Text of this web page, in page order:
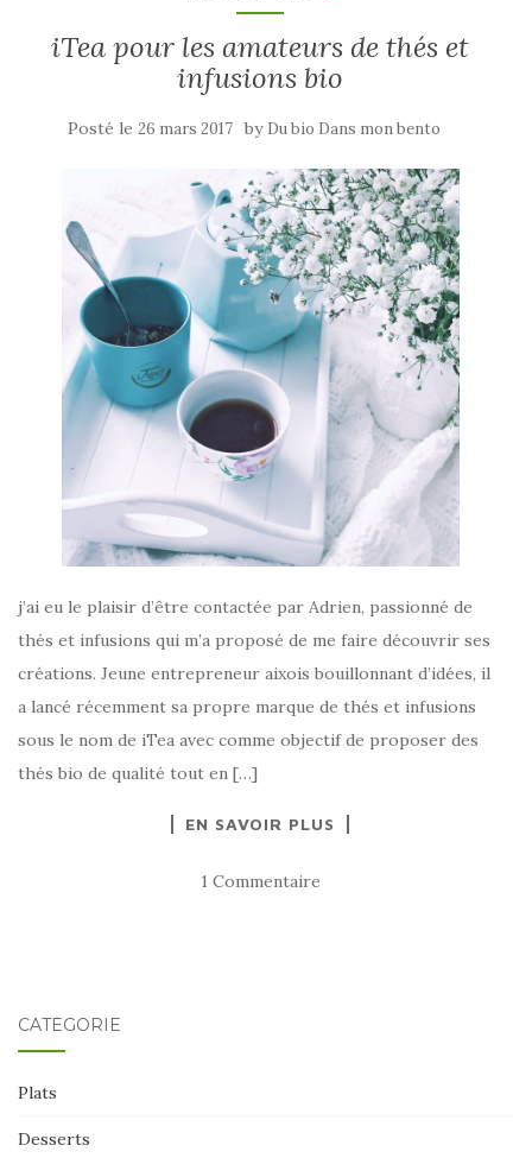
iTea pour les amateurs de thés et
infusions bio
Posté le 26 mars 2017 by Du bio Dans mon bento
j’ai eu le plaisir d’être contactée par Adrien, passionné de
thés et infusions qui m’a proposé de me faire découvrir ses
créations. Jeune entrepreneur aixois bouillonnant d’idées, il
a lancé récemment sa propre marque de thés et infusions
sous le nom de iTea avec comme objectif de proposer des
thés bio de qualité tout en […]
EN SAVOIR PLUS
1 Commentaire
CATÉGORIE
Plats
Desserts